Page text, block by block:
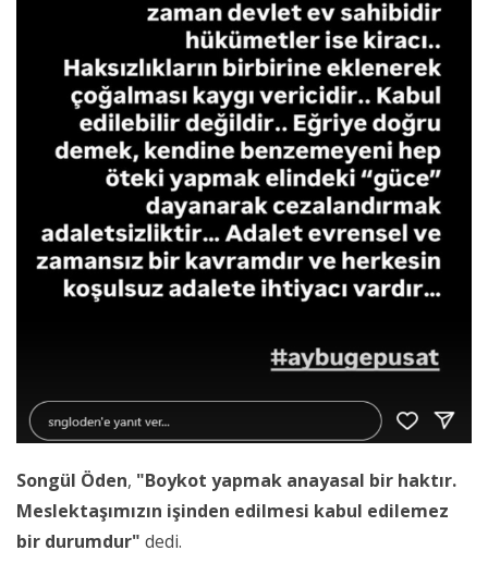
Songül Öden, "Boykot yapmak anayasal bir haktır.
Meslektaşımızın işinden edilmesi kabul edilemez
bir durumdur" dedi.